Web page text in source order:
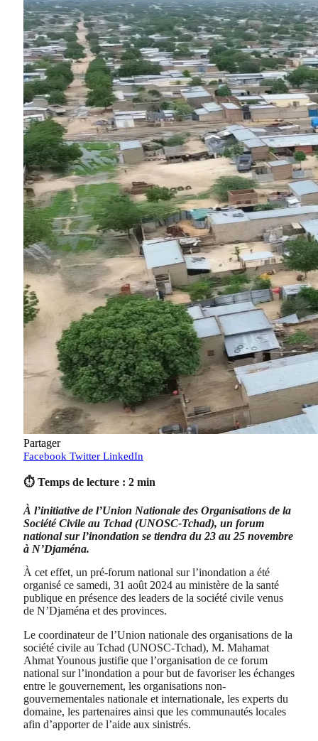
Partager
Facebook Twitter LinkedIn
⏱ Temps de lecture : 2 min
À l’initiative de l’Union Nationale des Organisations de la
Société Civile au Tchad (UNOSC-Tchad), un forum
national sur l’inondation se tiendra du 23 au 25 novembre
à N’Djaména.
À cet effet, un pré-forum national sur l’inondation a été
organisé ce samedi, 31 août 2024 au ministère de la santé
publique en présence des leaders de la société civile venus
de N’Djaména et des provinces.
Le coordinateur de l’Union nationale des organisations de la
société civile au Tchad (UNOSC-Tchad), M. Mahamat
Ahmat Younous justifie que l’organisation de ce forum
national sur l’inondation a pour but de favoriser les échanges
entre le gouvernement, les organisations non-
gouvernementales nationale et internationale, les experts du
domaine, les partenaires ainsi que les communautés locales
afin d’apporter de l’aide aux sinistrés.